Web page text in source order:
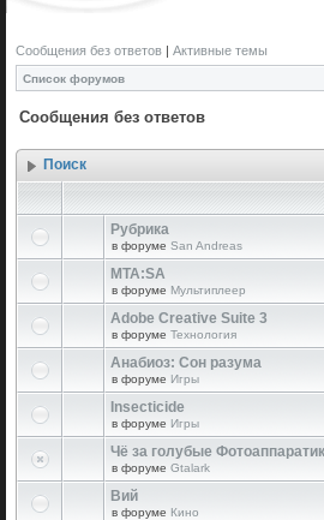
Сообщения без ответов | Активные темы
Список форумов
Сообщения без ответов
Поиск
Рубрика
в форуме San Andreas
MTA:SA
в форуме Мультиплеер
Adobe Creative Suite 3
в форуме Технология
Анабиоз: Сон разума
в форуме Игры
Insecticide
в форуме Игры
Чё за голубые
в форуме Gtalark
Вий
в форуме Кино